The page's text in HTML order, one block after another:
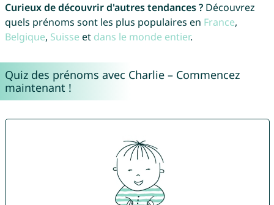
Curieux de découvrir d'autres tendances ?Découvrez
quels prénoms sont les plus populaires en France,
Belgique, Suisse et dans le monde entier.
Quiz des prénoms avec Charlie – Commencez
maintenant !